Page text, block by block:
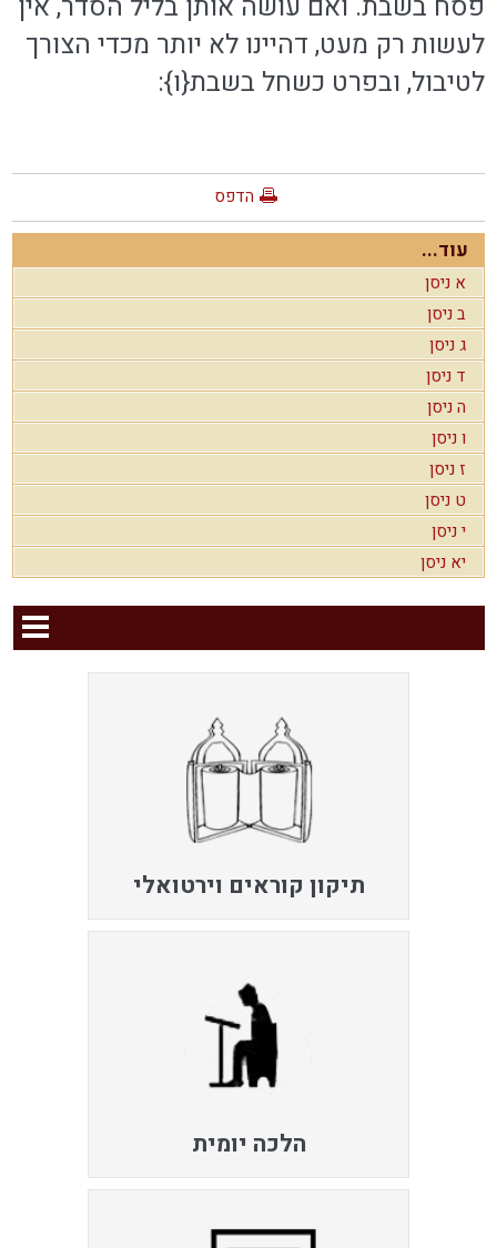
לעשות רק מעט, דהיינו לא יותר מכדי הצורך
לטיבול, ובפרט כשחל בשבת{ו}:
הדפס
עוד...
א ניסן
ב ניסן
ג ניסן
ד ניסן
ה ניסן
ו ניסן
ז ניסן
ט ניסן
י ניסן
יא ניסן
תיקון קוראים וירטואלי
הלכה יומית